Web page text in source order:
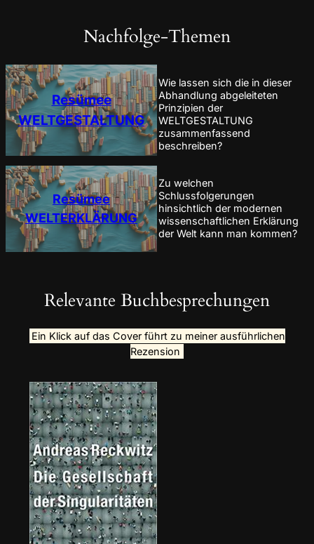
Nachfolge-Themen
Resümee
WELTGESTALTUNG
Wie lassen sich die in dieser
Abhandlung abgeleiteten
Prinzipien der
WELTGESTALTUNG
zusammenfassend
beschreiben?
Resümee
WELTERKLÄRUNG
Zu welchen
Schlussfolgerungen
hinsichtlich der modernen
wissenschaftlichen Erklärung
der Welt kann man kommen?
Relevante Buchbesprechungen
Ein Klick auf das Cover führt zu meiner ausführlichen
Rezension